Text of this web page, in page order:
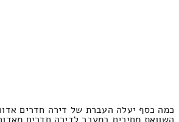
כמה כסף יעלה העברת של דירה חדרים